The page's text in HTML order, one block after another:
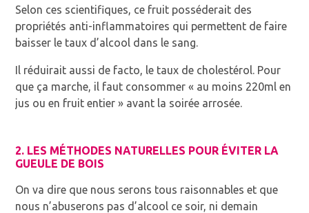
Selon ces scientifiques, ce fruit posséderait des
propriétés anti-inflammatoires qui permettent de faire
baisser le taux d’alcool dans le sang.
Il réduirait aussi de facto, le taux de cholestérol. Pour
que ça marche, il faut consommer « au moins 220ml en
jus ou en fruit entier » avant la soirée arrosée.
2. LES MÉTHODES NATURELLES POUR ÉVITER LA
GUEULE DE BOIS
On va dire que nous serons tous raisonnables et que
nous n’abuserons pas d’alcool ce soir, ni demain